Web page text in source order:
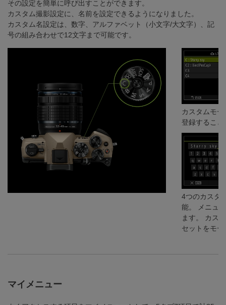
その設定を簡単に呼び出すことができます。
カスタム撮影設定に、名前を設定できるようになりました。
カスタム名設定は、数字、アルファベット（小文字/大文字）、記
号の組み合わせで12文字まで可能です。
カスタムモ
登録すること
4つのカスタ
能。 メニュ
ます。 カス
セットをモ
マイメニュー